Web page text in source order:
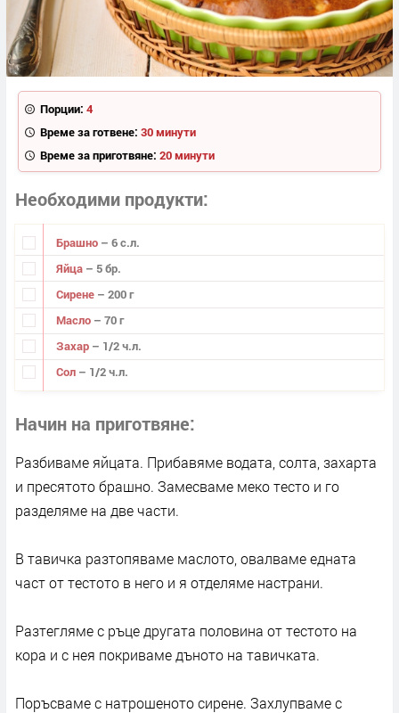
Порции: 4
Време за готвене: 30 минути
Време за приготвяне: 20 минути
Необходими продукти
Брашно – 6 с.л.
Яйца – 5 бр.
Сирене – 200 г
Масло – 70 г
Захар – 1/2 ч.л.
Сол – 1/2 ч.л.
Начин на приготвяне
Разбиваме яйцата. Прибавяме водата, солта, захарта
и пресятото брашно. Замесваме меко тесто и го
разделяме на две части.
В тавичка разтопяваме маслото, овалваме едната
част от тестото в него и я отделяме настрани.
Разтегляме с ръце другата половина от тестото на
кора и с нея покриваме дъното на тавичката.
Поръсваме с натрошеното сирене. Захлупваме с